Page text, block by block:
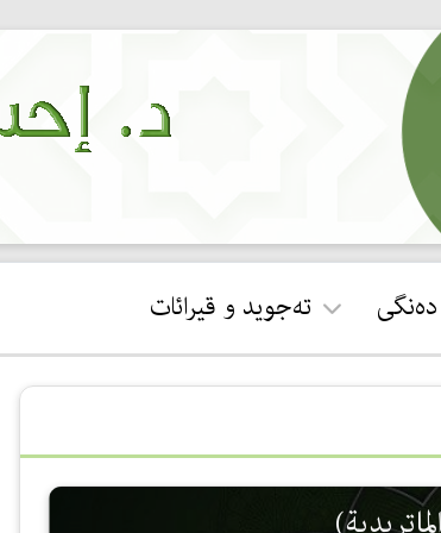
دەنگی تەجوید و قیرائات
ئجازەی قورئان خوێندن
جوان خوێندنەوەی سوڕەتی
فاتیحە